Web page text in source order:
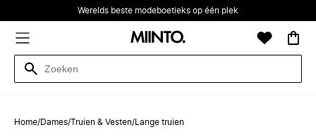
Werelds beste modeboetieks op één plek
Home/Dames/Truien & Vesten/ Lange truien